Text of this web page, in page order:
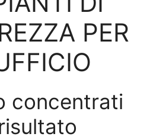
PER
concentrati